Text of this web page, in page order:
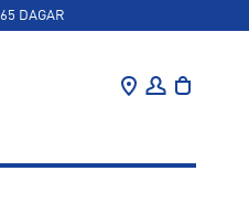
DAGAR